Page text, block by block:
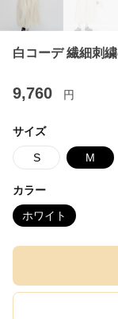
白コーデ 繊細刺
9,760 円
サイズ
S M
カラー
ホワイト